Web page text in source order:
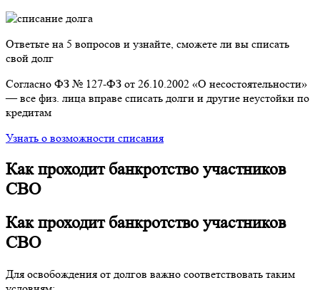
Ответьте на 5 вопросов и узнайте, сможете ли вы списать
свой долг
Согласно ФЗ № 127-ФЗ от 26.10.2002 «О несостоятельности»
— все физ. лица вправе списать долги и другие неустойки по
кредитам
Узнать о возможности списания
Как проходит банкротство участников
СВО
Как проходит банкротство участников
СВО
Для освобождения от долгов важно соответствовать таким